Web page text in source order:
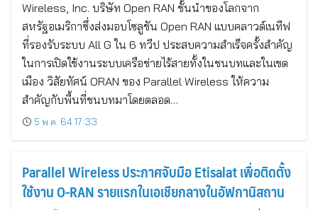
Wireless, Inc. บริษัท Open RAN ชั้นนำของโลกจาก
สหรัฐอเมริกาซึ่งส่งมอบโซลูชัน Open RAN แบบคลาวด์เนทีฟ
ที่รองรับระบบ All G ใน 6 ทวีป ประสบความสำเร็จครั้งสำคัญ
ในการเปิดใช้งานระบบเครือข่ายไร้สายทั้งในชนบทและในเขต
เมือง วิสัยทัศน์ ORAN ของ Parallel Wireless ให้ความ
สำคัญกับพื้นที่ชนบทมาโดยตลอด…
5 พ.ค. 64 17:33
Parallel Wireless ประกาศจับมือ Etisalat เพื่อติดตั้ง
ใช้งาน O-RAN รายแรกในเอเชียกลางในอัฟกานิสถาน